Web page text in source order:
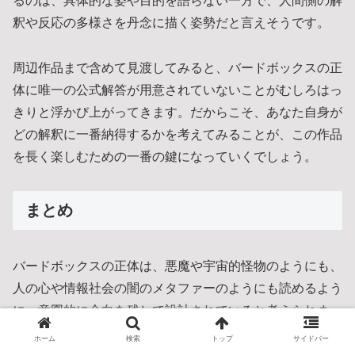
釈や反応の多様さを丹念に描く姿勢だと言えそうです。
周辺作品まで含めて見渡してみると、バードボックスの正
体に唯一の公式解答が用意されていないことがむしろはっ
きりと浮かび上がってきます。だからこそ、あなた自身が
どの解釈に一番納得するかを考えてみることが、この作品
を長く楽しむための一番の鍵になっていくでしょう。
まとめ
バードボックスの正体は、悪魔や宇宙的怪物のようにも、
人の心や情報社会の闇のメタファーのようにも読めるよう
に、意図的に余白を残して設計されていると考えられま
す。劇中のヒントを丁寧に拾い、原作やスピンオフとの違
ホーム 検索 トップ サイドバー